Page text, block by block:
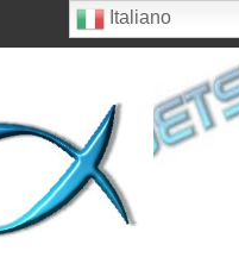
Italiano